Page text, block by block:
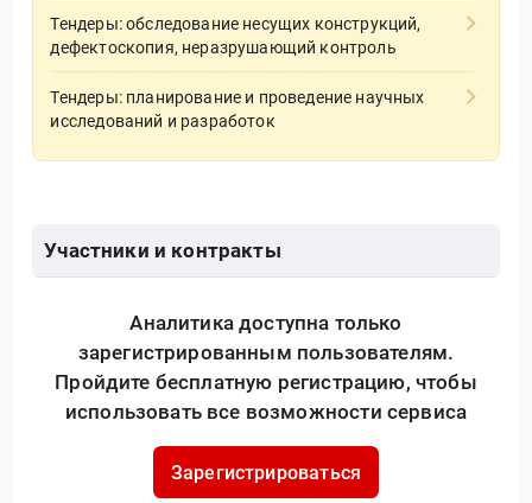
Тендеры: обследование несущих конструкций,
дефектоскопия, неразрушающий контроль
Тендеры: планирование и проведение научных
исследований и разработок
Участники и контракты
Аналитика доступна только
зарегистрированным пользователям.
Пройдите бесплатную регистрацию, чтобы
использовать все возможности сервиса
Зарегистрироваться